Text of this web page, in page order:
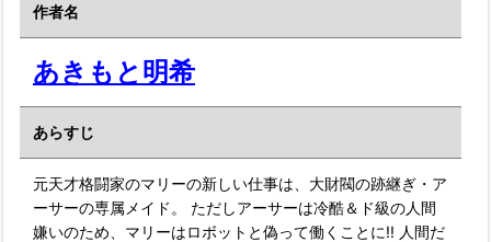
作者名
あきもと明希
あらすじ
元天才格闘家のマリーの新しい仕事は、大財閥の跡継ぎ・ア
ーサーの専属メイド。 ただしアーサーは冷酷＆ド級の人間
嫌いのため、マリーはロボットと偽って働くことに!! 人間だ